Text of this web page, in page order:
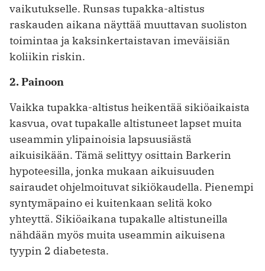
vaikutukselle. Runsas tupakka-altistus
raskauden aikana näyttää muuttavan suoliston
toimintaa ja kaksinkertaistavan imeväisiän
koliikin riskin.
2. Painoon
Vaikka tupakka-altistus heikentää sikiöaikaista
kasvua, ovat tupakalle altistuneet lapset muita
useammin ylipainoisia lapsuusiästä
aikuisikään. Tämä selittyy osittain Barkerin
hypoteesilla, jonka mukaan aikuisuuden
sairaudet ohjelmoituvat sikiökaudella. Pienempi
syntymäpaino ei kuitenkaan selitä koko
yhteyttä. Sikiöaikana tupakalle altistuneilla
nähdään myös muita useammin aikuisena
tyypin 2 diabetesta.